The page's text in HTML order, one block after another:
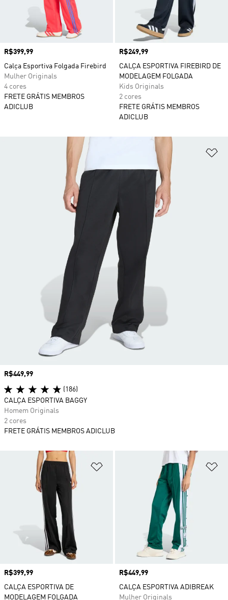
Preço
R$399,99
Calça Esportiva Folgada Firebird
Mulher Originals
4 cores
FRETE GRÁTIS MEMBROS
ADICLUB
Preço
R$249,99
CALÇA ESPORTIVA FIREBIRD DE
MODELAGEM FOLGADA
Kids Originals
2 cores
FRETE GRÁTIS MEMBROS
ADICLUB
Adicionar à Lista de Desejos
Preço
R$399,99
CALÇA ESPORTIVA DE
MODELAGEM FOLGADA
Preço
R$449,99
CALÇA ESPORTIVA ADIBREAK
Mulher Originals
Preço
R$449,99
(186)
CALÇA ESPORTIVA BAGGY
Homem Originals
2 cores
FRETE GRÁTIS MEMBROS ADICLUB